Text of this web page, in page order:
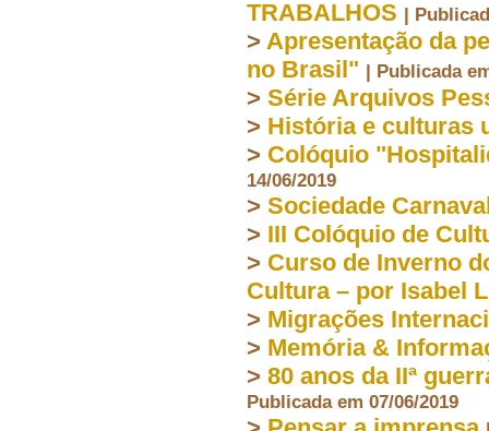
TRABALHOS |
> Apresentação da
no Brasil" | Publicada
> Série Arquivos
> História e culturas
> Colóquio
14/06/2019
> Sociedade
> III Colóquio de
> Curso de Inverno
Cultura – por Isabel
> Migrações
> Memória &
> 80 anos da IIª
Publicada em 07/06/2019